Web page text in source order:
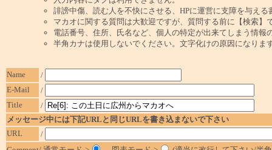
誹謗中傷、読む人を不快にさせる、HPに運営に支障を与え
マカオに関する質問は大歓迎ですが、質問する前に【検索】
電話番号、住所、氏名など、個人の特定が出来てしまう情報
半角カナは使用しないでください。文字化けの原因になりま
Name
/
E-Mail
/
Title
/
メッセージ中には下記URLと同じURLを書き込まないで下さい
URL
/